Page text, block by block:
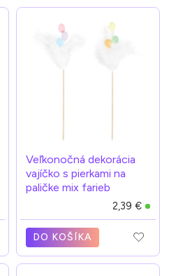
Veľkonočná dekorácia
vajíčko s pierkami na
paličke mix farieb
2,39 €
DO KOŠÍKA